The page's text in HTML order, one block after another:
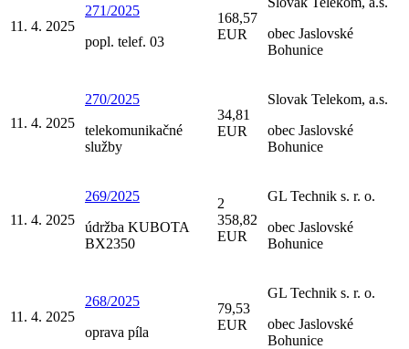
11. 4. 2025
271/2025
popl. telef. 03
168,57
EUR
obec Jaslovské
Bohunice
11. 4. 2025
270/2025
telekomunikačné
služby
34,81
EUR
Slovak Telekom, a.s.
obec Jaslovské
Bohunice
11. 4. 2025
269/2025
údržba KUBOTA
BX2350
2
358,82
EUR
GL Technik s. r. o.
obec Jaslovské
Bohunice
11. 4. 2025
268/2025
oprava píla
79,53
EUR
GL Technik s. r. o.
obec Jaslovské
Bohunice